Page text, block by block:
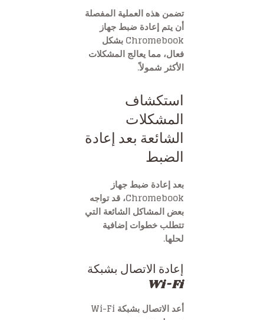
تضمن هذه العملية المفصلة
أن يتم إعادة ضبط جهاز
Chromebook بشكل
فعال، مما يعالج المشكلات
الأكثر شمولاً.
استكشاف
المشكلات
الشائعة بعد إعادة
الضبط
بعد إعادة ضبط جهاز
Chromebook، قد تواجه
بعض المشاكل الشائعة التي
تتطلب خطوات إضافية
لحلها.
إعادة الاتصال بشبكة
Wi-Fi
أعد الاتصال بشبكة Wi-Fi